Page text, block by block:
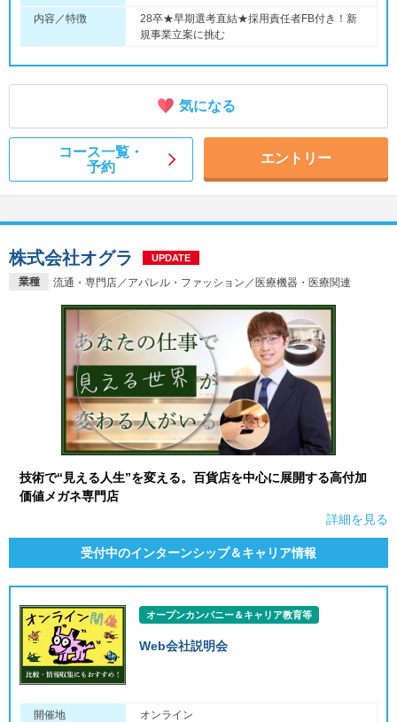
内容／特徴
28卒★早期選考直結★採用責任者FB付き！新
規事業立案に挑む
気になる
コース一覧・
予約
エントリー
業種 流通・専門店／アパレル・ファッション／医療機器・医療関連
株式会社オグラ UPDATE
技術で“見える人生”を変える。百貨店を中心に展開する高付加
価値メガネ専門店
詳細を見る
受付中のインターンシップ＆キャリア情報
オープンカンパニー＆キャリア教育等
Web会社説明会
開催地
オンライン